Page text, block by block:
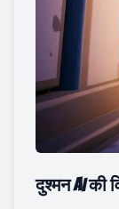
दुश्मन AI की